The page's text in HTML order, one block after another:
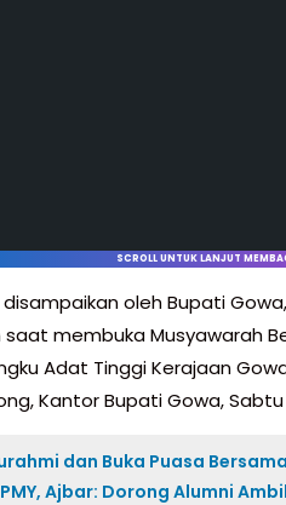
SCROLL UNTUK LANJUT
oleh Bupati
saat membuka Musyawarah
Adat Tinggi Kerajaan
Kantor Bupati Gowa, Sabtu
dan Buka Puasa
Ajbar: Dorong Alumni